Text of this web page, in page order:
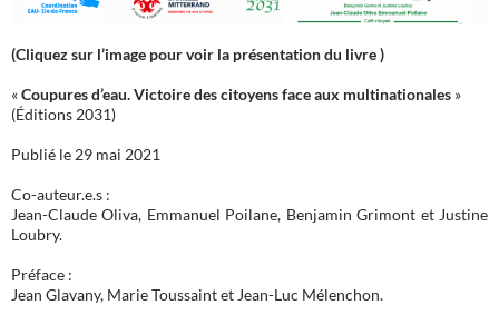
(Cliquez sur l’image pour voir la présentation du livre )
«Coupures d’eau. Victoire des citoyens face aux multinationales »
(Éditions 2031)
Publié le 29 mai 2021
Co-auteur.e.s :
Jean-Claude Oliva, Emmanuel Poilane, Benjamin Grimont et Justine
Loubry.
Préface :
Jean Glavany, Marie Toussaint et Jean-Luc Mélenchon.